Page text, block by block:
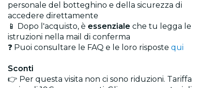
personale del botteghino e della sicurezza di
accedere direttamente
📱 Dopo l'acquisto, è essenziale che tu legga le
istruzioni nella mail di conferma
❓ Puoi consultare le FAQ e le loro risposte qui
Sconti
👉 Per questa visita non ci sono riduzioni. Tariffa